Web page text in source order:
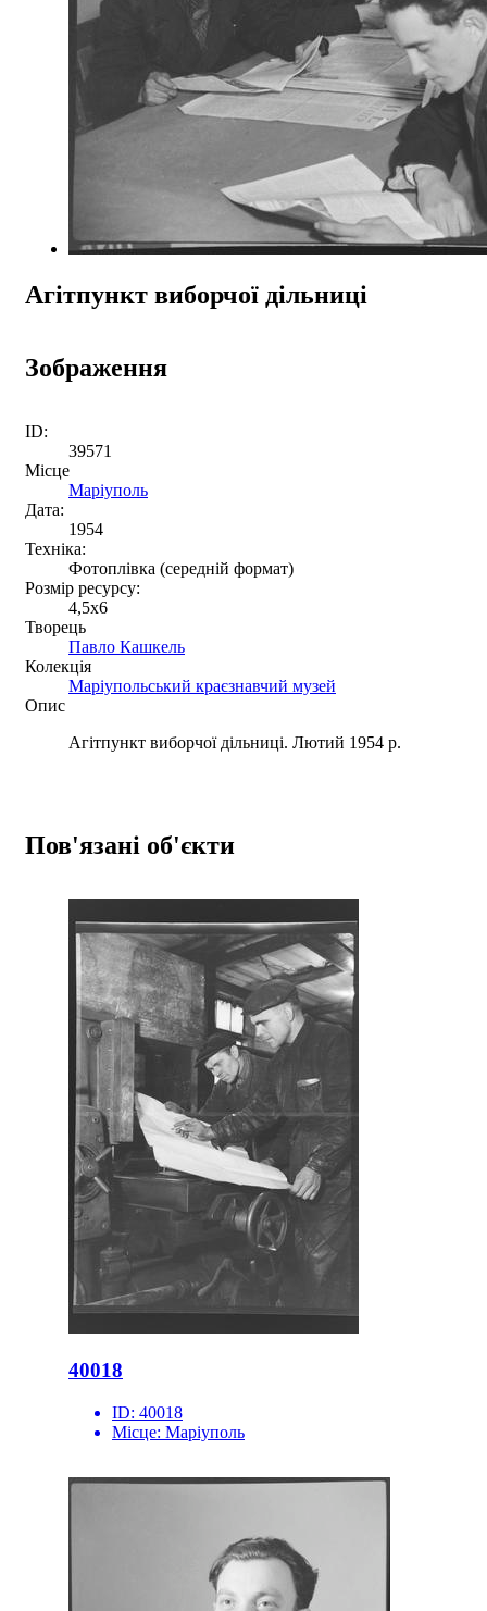
Агітпункт виборчої дільниці
Зображення
ID:
39571
Місце
Маріуполь
Дата:
1954
Техніка:
Фотоплівка (середній формат)
Розмір ресурсу:
4,5x6
Творець
Павло Кашкель
Колекція
Маріупольський краєзнавчий музей
Опис
Агітпункт виборчої дільниці. Лютий 1954 р.
Пов'язані об'єкти
40018
ID: 40018
Місце: Маріуполь